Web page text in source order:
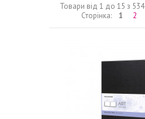
Товари від 1 до 15 з 534
Сторінка:
1 2